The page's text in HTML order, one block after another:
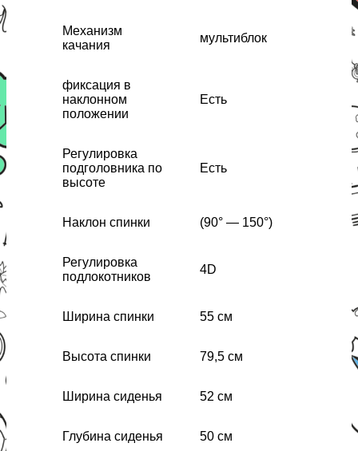
Механизм
качания
мультиблок
фиксация в
наклонном
положении
Есть
Регулировка
подголовника по
высоте
Есть
Наклон спинки (90° — 150°)
Регулировка
подлокотников
4D
Ширина спинки 55 см
Высота спинки 79,5 см
Ширина сиденья 52 см
Глубина сиденья 50 см